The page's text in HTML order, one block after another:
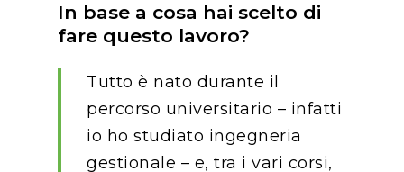
In base a cosa hai scelto di
fare questo lavoro?
Tutto è nato durante il
percorso universitario – infatti
io ho studiato ingegneria
gestionale – e, tra i vari corsi,